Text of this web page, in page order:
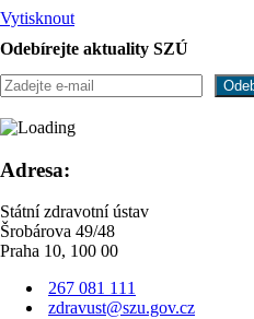
Vytisknout
Odebírejte aktuality SZÚ
Adresa:
Státní zdravotní ústav
Šrobárova 49/48
Praha 10, 100 00
267 081 111
zdravust@szu.gov.cz